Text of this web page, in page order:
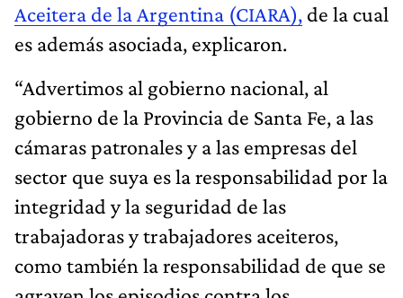
Aceitera de la Argentina (CIARA), de la cual
es además asociada, explicaron.
“Advertimos al gobierno nacional, al
gobierno de la Provincia de Santa Fe, a las
cámaras patronales y a las empresas del
sector que suya es la responsabilidad por la
integridad y la seguridad de las
trabajadoras y trabajadores aceiteros,
como también la responsabilidad de que se